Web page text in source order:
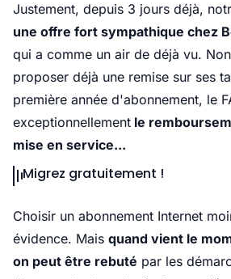
Justement, depuis 3 jours déjà,
une offre fort sympathique chez
qui a comme un air de déjà vu.
proposer déjà une remise sur ses
première année d'abonnement, le
exceptionnellement le
mise en service...
Migrez gratuitement !
Choisir un abonnement Internet
évidence. Mais quand vient le
on peut être rebuté par les